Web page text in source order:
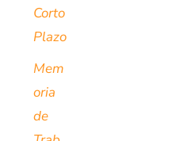
Corto
Plazo
Mem
oria
de